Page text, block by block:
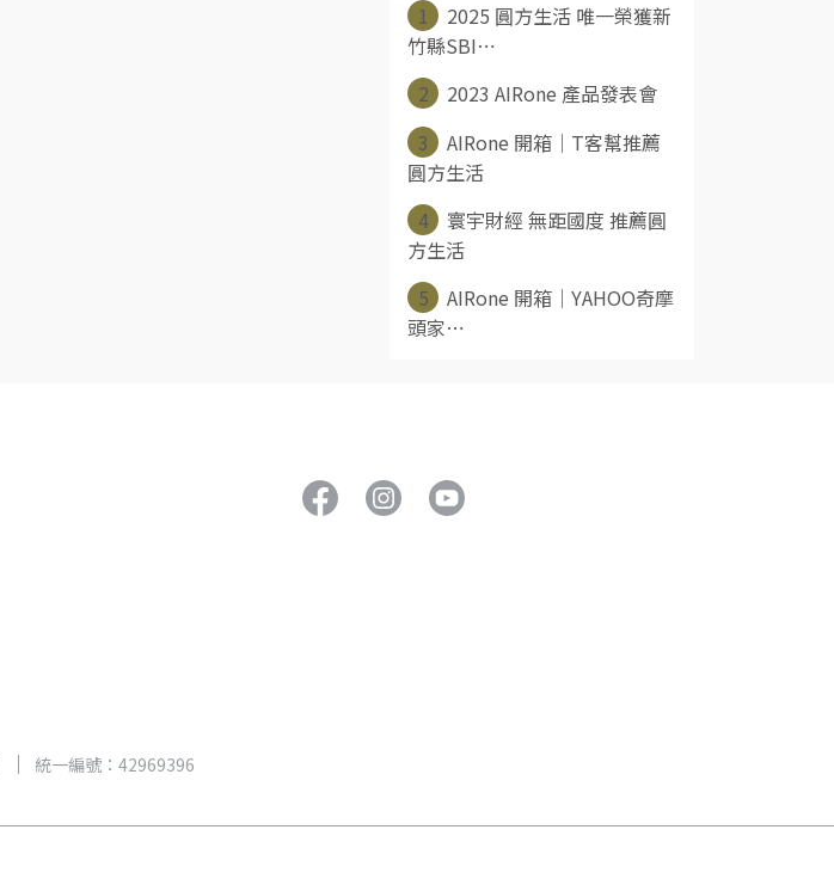
1
2025 圓方生活 唯一榮獲新
竹縣SBI⋯
2
2023 AIRone 產品發表會
3
AIRone 開箱｜T客幫推薦
圓方生活
4
寰宇財經 無距國度 推薦圓
方生活
5
AIRone 開箱｜YAHOO奇摩
頭家⋯
統一編號：42969396